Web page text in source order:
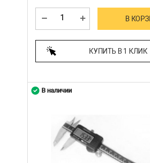
В
КУПИТЬ В 1 КЛИК
В наличии